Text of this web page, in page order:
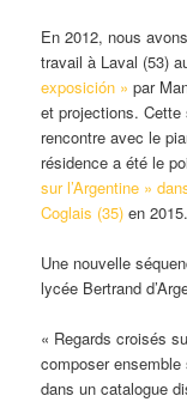
En 2012, nous
travail à Laval (53)
exposición » par
et projections. Cette
rencontre avec le
résidence a été le
sur l’Argentine »
Coglais (35) en 2015.
Une nouvelle
lycée Bertrand
« Regards croisés
composer
dans un catalogue